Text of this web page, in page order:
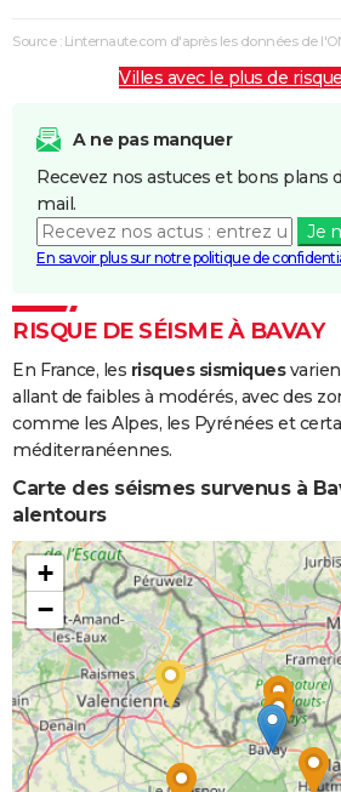
Source : Linternaute.com d'après les données de
Villes avec le plus de
A ne pas manquer
Recevez nos astuces et bons plans
mail.
Je
En savoir plus sur notre politique de
RISQUE DE SÉISME À BAVAY
En France, les risques sismiques
allant de faibles à modérés, avec des
comme les Alpes, les Pyrénées et
méditerranéennes.
Carte des séismes survenus à
alentours
+
−